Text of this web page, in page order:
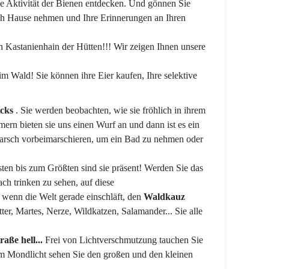
Aktivität der Bienen entdecken. Und gönnen Sie
Hause nehmen und Ihre Erinnerungen an Ihren
Kastanienhain der Hütten!!! Wir zeigen Ihnen unsere
Wald! Sie können ihre Eier kaufen, Ihre selektive
. Sie werden beobachten, wie sie fröhlich in ihrem
bieten sie uns einen Wurf an und dann ist es ein
vorbeimarschieren, um ein Bad zu nehmen oder
bis zum Größten sind sie präsent! Werden Sie das
trinken zu sehen, auf diese
die Welt gerade einschläft, den Waldkauz
Martes, Nerze, Wildkatzen, Salamander... Sie alle
hell... Frei von Lichtverschmutzung tauchen Sie
Mondlicht sehen Sie den großen und den kleinen